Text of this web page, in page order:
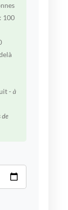
100
- à
de